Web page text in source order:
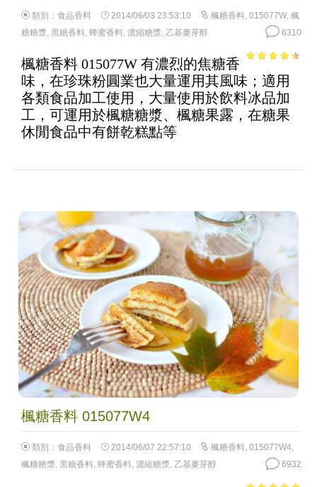
類別： 食品香料 2014/06/03 23:53:10 楓糖香料, 015077W, 楓
糖糖漿, 黑糖香料, 蜂蜜香料, 濃縮糖漿, 乙基麥芽醇 6310
of 5
楓糖香料 015077W 有濃烈的焦糖香
味，在珍珠粉圓業也大量運用其風味；適用
各類食品加工使用，大量使用於飲料冰品加
工，可運用於楓糖糖漿、楓糖果露，在糖果
休閒食品中有餅乾糕點等
楓糖香料 015077W4
類別： 食品香料 2014/06/07 22:57:10 楓糖香料, 015077W4,
楓糖糖漿, 黑糖香料, 蜂蜜香料, 濃縮糖漿, 乙基麥芽醇 6932